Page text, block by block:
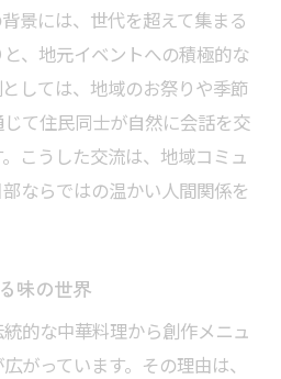
景には、世代を超えて集まる
、地元イベントへの積極的な
しては、地域のお祭りや季節
て住民同士が自然に会話を交
こうした交流は、地域コミュ
ならではの温かい人間関係を
味の世界
的な中華料理から創作メニュ
がっています。その理由は、